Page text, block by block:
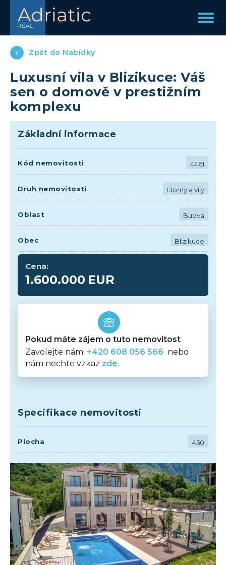
Zpět do Nabídky
Luxusní vila v Blizikuce: Váš
sen o domově v prestižním
komplexu
Základní informace
Kód nemovitosti 4461
Druh nemovitosti Domy a vily
Oblast Budva
Obec Blizikuce
Cena:
1.600.000 EUR
Pokud máte zájem o tuto nemovitost
Zavolejte nám: +420 608 056 566 nebo
nám nechte vzkaz zde.
Specifikace nemovitosti
Plocha 450